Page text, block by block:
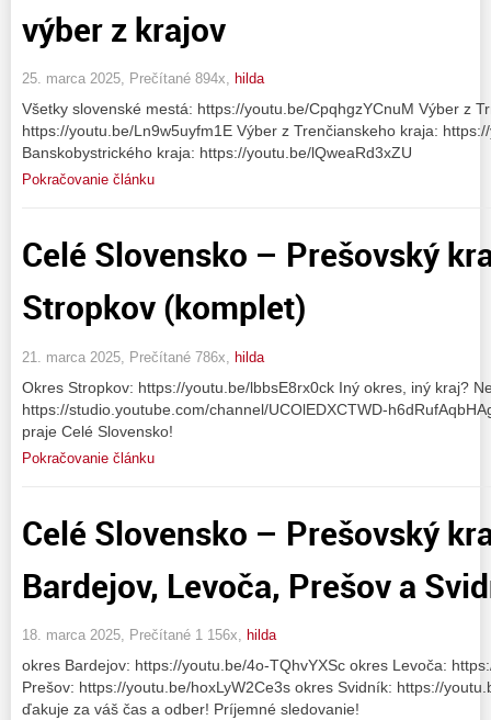
výber z krajov
25. marca 2025, Prečítané 894x, hilda
Všetky slovenské mestá: https://youtu.be/CpqhgzYCnuM Výber z
https://youtu.be/Ln9w5uyfm1E Výber z Trenčianskeho kraja:
Banskobystrického kraja: https://youtu.be/lQweaRd3xZU
Pokračovanie článku
Celé Slovensko – Prešovský
Stropkov (komplet)
21. marca 2025, Prečítané 786x, hilda
Okres Stropkov: https://youtu.be/lbbsE8rx0ck Iný okres, iný kraj?
https://studio.youtube.com/channel/UCOlEDXCTWD-
praje Celé Slovensko!
Pokračovanie článku
Celé Slovensko – Prešovský
Bardejov, Levoča, Prešov a
18. marca 2025, Prečítané 1 156x, hilda
okres Bardejov: https://youtu.be/4o-TQhvYXSc okres Levoča:
Prešov: https://youtu.be/hoxLyW2Ce3s okres Svidník: https://
ďakuje za váš čas a odber! Príjemné sledovanie!